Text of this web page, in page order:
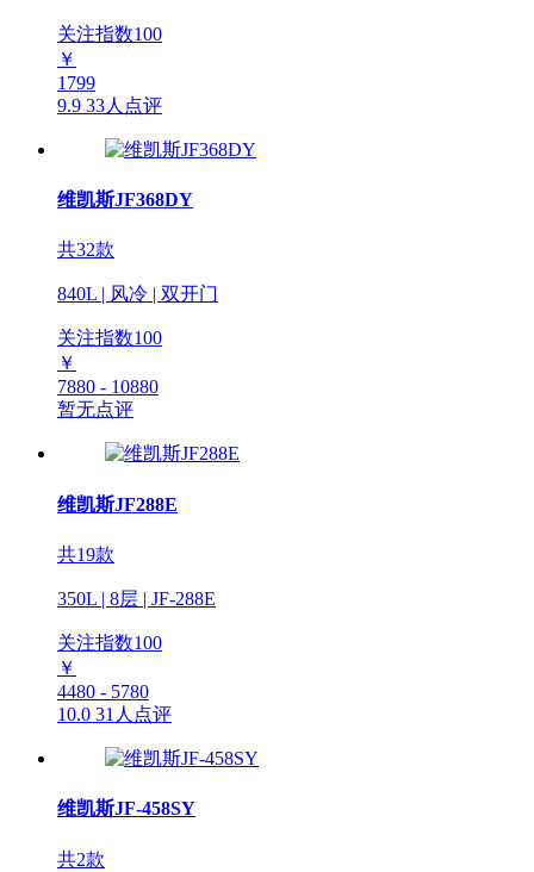
关注指数100
￥
1799
9.9 33人点评
维凯斯JF368DY
共32款
840L | 风冷 | 双开门
关注指数100
￥
7880 - 10880
暂无点评
维凯斯JF288E
共19款
350L | 8层 | JF-288E
关注指数100
￥
4480 - 5780
10.0 31人点评
维凯斯JF-458SY
共2款